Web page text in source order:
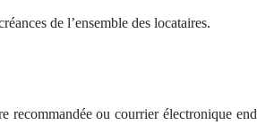
de l’ensemble des locataires.
ou courrier électronique